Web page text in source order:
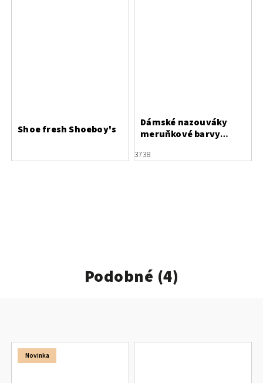
Shoe fresh Shoeboy's
Dámské nazouváky
meruňkové barvy
3738
Podobné (4)
Novinka